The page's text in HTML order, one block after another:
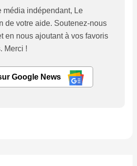
média indépendant, Le
de votre aide. Soutenez-nous
en nous ajoutant à vos favoris
Merci !
Google News